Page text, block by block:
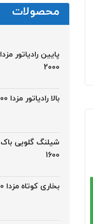
محصولات
پایین رادیاتور مزدا
2000
بالا رادیاتور مزدا 2000
شیلنگ گلویی باک
1600
بخاری کوتاه مزدا 1600